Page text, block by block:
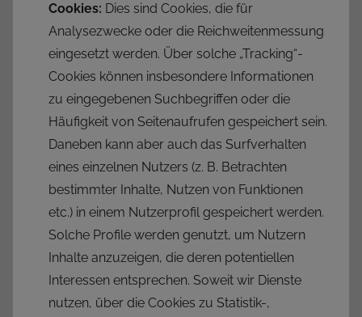
Cookies: Dies sind Cookies, die für
Analysezwecke oder die Reichweitenmessung
eingesetzt werden. Über solche „Tracking“-
Cookies können insbesondere Informationen
zu eingegebenen Suchbegriffen oder die
Häufigkeit von Seitenaufrufen gespeichert sein.
Daneben kann aber auch das Surfverhalten
eines einzelnen Nutzers (z. B. Betrachten
bestimmter Inhalte, Nutzen von Funktionen
etc.) in einem Nutzerprofil gespeichert werden.
Solche Profile werden genutzt, um Nutzern
Inhalte anzuzeigen, die deren potentiellen
Interessen entsprechen. Soweit wir Dienste
nutzen, über die Cookies zu Statistik-,